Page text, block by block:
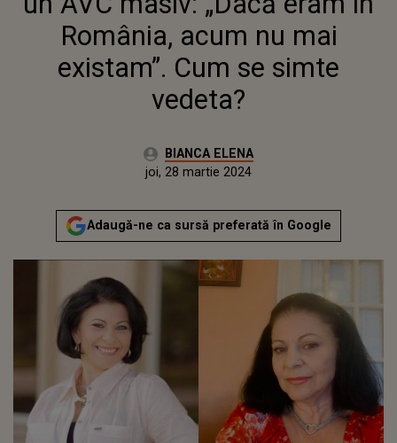
România, acum nu mai
existam”. Cum se simte
vedeta?
Autor:BIANCA ELENA
Actualizat:
joi, 28 martie 2024
Adaugă-ne ca sursă preferată în Google